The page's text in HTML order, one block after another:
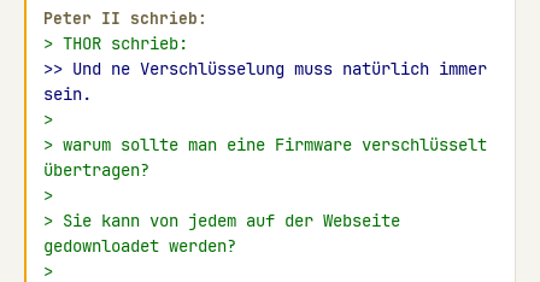
Peter II schrieb:
> THOR schrieb:
>> Und ne Verschlüsselung muss natürlich immer
sein.
>
> warum sollte man eine Firmware verschlüsselt
übertragen?
>
> Sie kann von jedem auf der Webseite
gedownloadet werden?
>